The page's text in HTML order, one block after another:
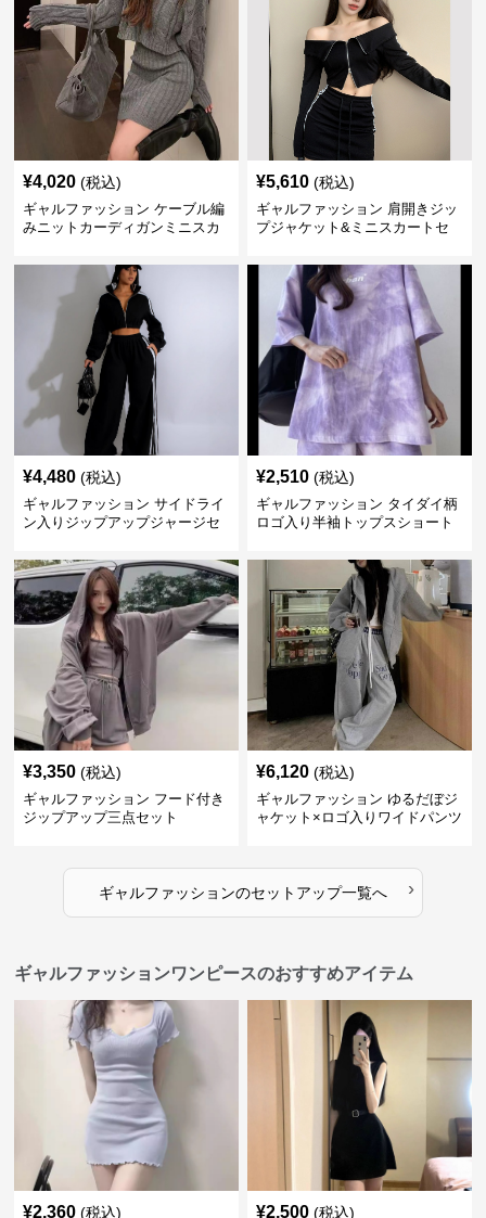
¥4,020 (税込)
ギャルファッション ケーブル編
みニットカーディガンミニスカ
¥5,610 (税込)
ギャルファッション 肩開きジッ
プジャケット&ミニスカートセ
¥4,480 (税込)
ギャルファッション サイドライ
ン入りジップアップジャージセ
¥2,510 (税込)
ギャルファッション タイダイ柄
ロゴ入り半袖トップスショート
¥3,350 (税込)
ギャルファッション フード付き
ジップアップ三点セット
¥6,120 (税込)
ギャルファッション ゆるだぼジ
ャケット×ロゴ入りワイドパンツ
ギャルファッションのセットアップ一覧へ ›
ギャルファッションワンピースのおすすめアイテム
¥2,360 (税込) ¥2,500 (税込)